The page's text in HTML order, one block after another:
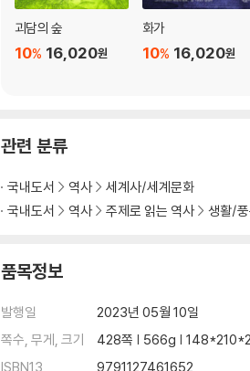
괴담의 숲
16,020원
10%
화가
16,020원
10%
관련 분류
국내도서 역사
세계사/세계문화
국내도서
역사 주제로 읽는 역사 생활/
품목정보
발행일
2023년 05월 10일
쪽수, 무게, 크기
428쪽 | 566g |
ISBN13
9791127461652